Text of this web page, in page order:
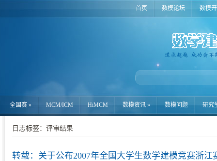
首页 数模论坛 数模
全国赛 » MCM/ICM HiMCM 数模资讯 » 数模问题 研究
日志标签：评审结果
转载：关于公布2007年全国大学生数学建模竞赛浙江